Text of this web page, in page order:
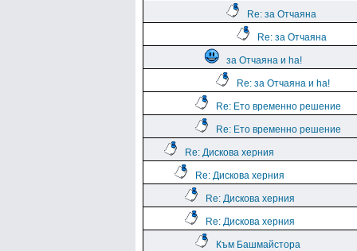
Re: за Отчаяна
Re: за Отчаяна
за Отчаяна и ha!
Re: за Отчаяна и ha!
Re: Ето временно решение
Re: Ето временно решение
Re: Дискова херния
Re: Дискова херния
Re: Дискова херния
Re: Дискова херния
Към Башмайстора